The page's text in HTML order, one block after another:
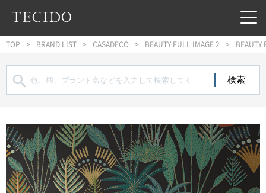
フッターへジャンプ
TOP BRAND LIST CASADECO BEAUTY FULL IMAGE 2
